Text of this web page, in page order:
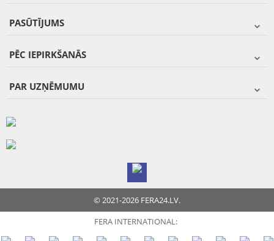
PASŪTĪJUMS
PĒC IEPIRKŠANĀS
PAR UZŅĒMUMU
© 2021-2026 FERA24.LV.
FERA INTERNATIONAL: